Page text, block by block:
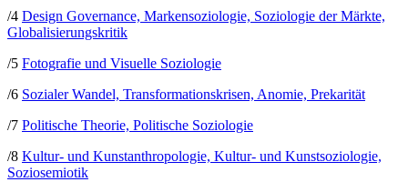
/4 Design Governance, Markensoziologie, Soziologie der Märkte,
Globalisierungskritik
/5 Fotografie und Visuelle Soziologie
/6 Sozialer Wandel, Transformationskrisen, Anomie, Prekarität
/7 Politische Theorie, Politische Soziologie
/8 Kultur- und Kunstanthropologie, Kultur- und Kunstsoziologie,
Soziosemiotik